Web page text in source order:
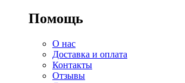
Помощь
О нас
Доставка и оплата
Контакты
Отзывы